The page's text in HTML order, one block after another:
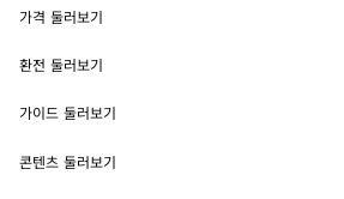
MetaMask Connect
Snaps
웹3 서비스
보안
고객 지원
가격 둘러보기
이더리움 가격
솔라나 가격
환전 둘러보기
ETH를 USD로 환전
USDT를 INR로 환전
가이드 둘러보기
ETH 매수
콘텐츠 둘러보기